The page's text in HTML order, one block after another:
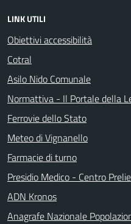
LINK UTILI
Obiettivi accessibilità
Cotral
Asilo Nido Comunale
Normattiva - Il Portale della
Ferrovie dello Stato
Meteo di Vignanello
Farmacie di turno
Presidio Medico - Centro
ADN Kronos
Anagrafe Nazionale